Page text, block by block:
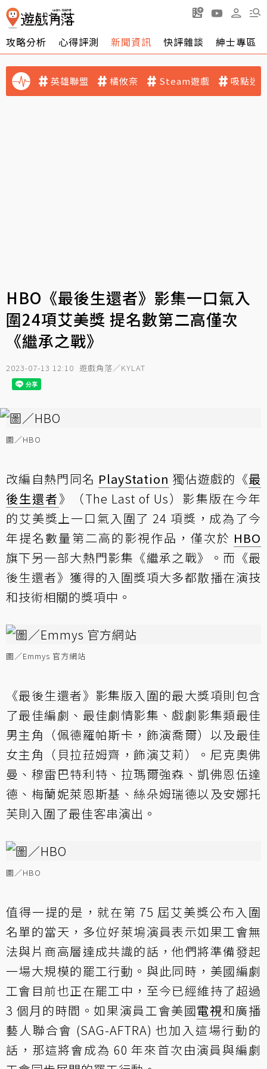
攻略分析 心得評測 新聞資訊 快評雜談 紳士專區
英雄聯盟 橘攸奈 Steam遊戲 吸點迷
HBO《最後生還者》影集一口氣入
圍24項艾美獎 提名數第二高僅次
《繼承之戰》
2023-07-13 12:10 遊戲角落／KYLAT
圖／HBO
改編自熱門同名 PlayStation 獨佔遊戲的《最
後生還者》（The Last of Us）影集版在今年
的艾美獎上一口氣入圍了 24 項獎，成為了今
年提名數量第二高的影視作品，僅次於 HBO
旗下另一部大熱門影集《繼承之戰》。而《最
後生還者》獲得的入圍獎項大多都散播在演技
和技術相關的獎項中。
圖／Emmys 官方網站
《最後生還者》影集版入圍的最大獎項則包含
了最佳編劇、最佳劇情影集、戲劇影集類最佳
男主角（佩德羅帕斯卡，飾演喬爾）以及最佳
女主角（貝拉菈姆齊，飾演艾莉）。尼克奧佛
曼、穆雷巴特利特、拉瑪爾強森、凱佛恩伍達
德、梅蘭妮萊恩斯基、絲朵姆瑞德以及安娜托
芙則入圍了最佳客串演出。
圖／HBO
值得一提的是，就在第 75 屆艾美獎公布入圍
名單的當天，多位好萊塢演員表示如果工會無
法與片商高層達成共識的話，他們將準備發起
一場大規模的罷工行動。與此同時，美國編劇
工會目前也正在罷工中，至今已經維持了超過
3 個月的時間。如果演員工會美國電視和廣播
藝人聯合會 (SAG-AFTRA) 也加入這場行動的
話，那這將會成為 60 年來首次由演員與編劇